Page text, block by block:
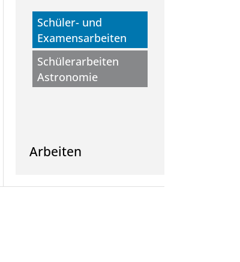
Schüler- und
Examensarbeiten
Schülerarbeiten
Astronomie
Arbeiten